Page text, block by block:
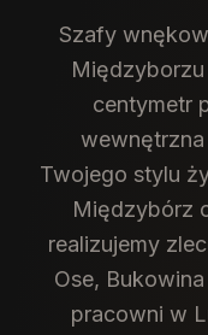
Szafy
centymetr
Twojego stylu
Międzybórz
realizujemy
Ose,
pracowni w